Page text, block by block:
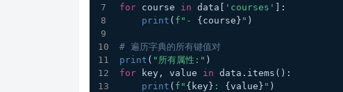
for course in data[ 'courses'
]:
print ( f"- {course} " )
# 遍历字典的所有键值对
print ( "所有属性:" )
for key, value in data.items():
print ( f" {key} : {value} " )